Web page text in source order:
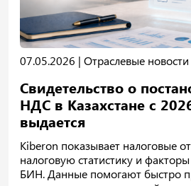
07.05.2026 | Отраслевые новости
Свидетельство о
НДС в Казахстане с
выдается
Kiberon показывает налоговые
налоговую статистику и
БИН. Данные помогают быстро